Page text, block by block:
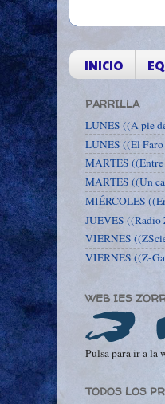
INICIO
PARRILLA
LUNES ((A pie
LUNES ((El Faro
MARTES ((Entre
MARTES ((Un
MIÉRCOLES
JUEVES ((Radio
VIERNES
VIERNES ((Z-
WEB IES
Pulsa para ir a la
TODOS LOS